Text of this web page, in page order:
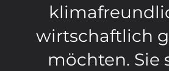
wirtschaftlich
möchten. Sie